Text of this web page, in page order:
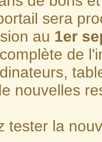
sera
au 1er
de
nouvelles
tester la